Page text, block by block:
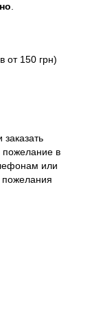
от 150 грн)
в
или